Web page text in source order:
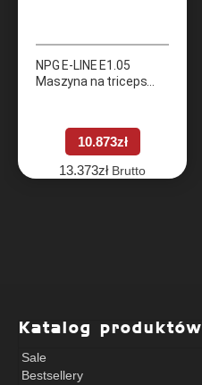
NPG E-LINE E1.05
Maszyna na triceps
10.873zł
13.373zł Brutto
Katalog produktów
Sale
Bestsellery